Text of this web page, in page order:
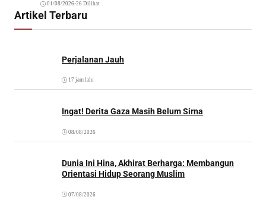
01/08/2026•26 Dilihat
Artikel Terbaru
Perjalanan Jauh
17 jam lalu
Ingat! Derita Gaza Masih Belum Sirna
08/08/2026
Dunia Ini Hina, Akhirat Berharga: Membangun
Orientasi Hidup Seorang Muslim
07/08/2026